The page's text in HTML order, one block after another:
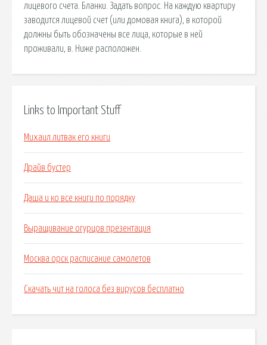
лицевого счета. Бланки. Задать вопрос. На каждую квартиру
заводится лицевой счет (или домовая книга), в которой
должны быть обозначены все лица, которые в ней
проживали, в. Ниже расположен.
Links to Important Stuff
Михаил литвак его книги
Драйв бустер
Даша и ко все книги по порядку
Выращивание огурцов презентация
Москва орск расписание самолетов
Скачать чит на голоса без вирусов бесплатно